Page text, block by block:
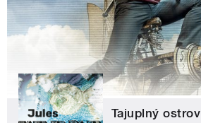
Tajuplný ostrov